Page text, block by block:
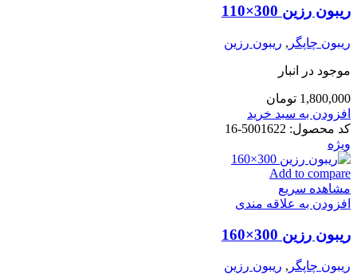
ریبون رزین 300×110
ریبون چاپگر , ریبون رزین
موجود در انبار
1,800,000 تومان
افزودن به سبد خرید
کد محصول: 5001622-16
ویژه
Add to compare
مشاهده سریع
افزودن به علاقه مندی
ریبون رزین 300×160
ریبون چاپگر , ریبون رزین